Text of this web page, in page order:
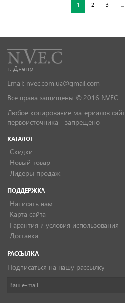
1 2 3 ...
г. Днепр
Email: nvec.com.ua@gmail.com
Все права защищены © 2016 NVEC
Любое копирование материалов
первоисточника - запрещено
КАТАЛОГ
Скидки
Новый товар
Лидеры продаж
ПОДДЕРЖКА
Написать нам
Карта сайта
Гарантия и условия использования
Доставка
РАССЫЛКА
Подписаться на нашу рассылку